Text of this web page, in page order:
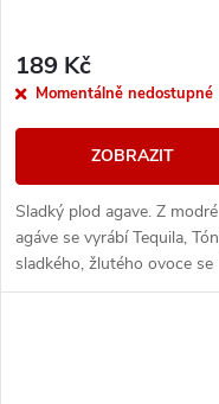
189 Kč
Momentálně nedostupné
ZOBRAZIT
Sladký plod agave. Z modré
agáve se vyrábí Tequila,
sladkého, žlutého ovoce se
prolínají s jemnou kyselostí.